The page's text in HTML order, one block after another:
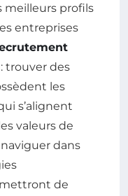
meilleurs profils
entreprises
trouver des
les
s’alignent
valeurs de
naviguer dans
de